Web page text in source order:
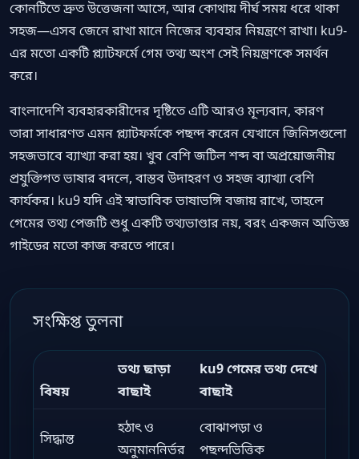
কোনটিতে দ্রুত উত্তেজনা আসে, আর কোথায় দীর্ঘ সময় ধরে থাকা
সহজ—এসব জেনে রাখা মানে নিজের ব্যবহার নিয়ন্ত্রণে রাখা। ku9-
এর মতো একটি প্ল্যাটফর্মে গেম তথ্য অংশ সেই নিয়ন্ত্রণকে সমর্থন
করে।
বাংলাদেশি ব্যবহারকারীদের দৃষ্টিতে এটি আরও মূল্যবান, কারণ
তারা সাধারণত এমন প্ল্যাটফর্মকে পছন্দ করেন যেখানে জিনিসগুলো
সহজভাবে ব্যাখ্যা করা হয়। খুব বেশি জটিল শব্দ বা অপ্রয়োজনীয়
প্রযুক্তিগত ভাষার বদলে, বাস্তব উদাহরণ ও সহজ ব্যাখ্যা বেশি
কার্যকর। ku9 যদি এই স্বাভাবিক ভাষাভঙ্গি বজায় রাখে, তাহলে
গেমের তথ্য পেজটি শুধু একটি তথ্যভাণ্ডার নয়, বরং একজন অভিজ্ঞ
গাইডের মতো কাজ করতে পারে।
সংক্ষিপ্ত তুলনা
বিষয়
তথ্য ছাড়া
বাছাই
ku9 গেমের তথ্য দেখে
বাছাই
সিদ্ধান্ত
হঠাৎ ও
অনুমাননির্ভর
বোঝাপড়া ও
পছন্দভিত্তিক